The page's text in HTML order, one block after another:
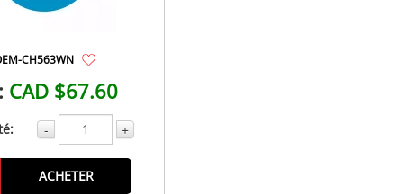
CH563WN
CAD $67.60
- +
ACHETER